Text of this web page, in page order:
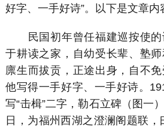
好字、一手好诗”。以下是文章内
民国初年曾任福建巡按使的
于耕读之家，自幼受长辈、塾
廪生而拔贡，正途出身，自不免
他写得一手好字、一手好诗。
写“击楫”二字，勒石立碑（图一
日，为福州西湖之澄澜阁题联，